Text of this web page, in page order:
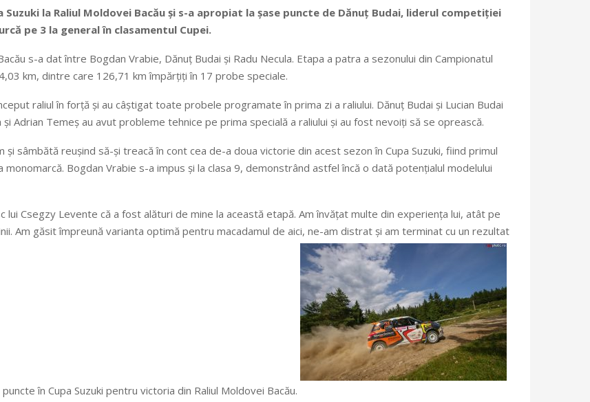
Suzuki la Raliul Moldovei Bacău și s-a apropiat la șase puncte de Dănuț Budai, liderul competiției
pe 3 la general în clasamentul Cupei.
s-a dat între Bogdan Vrabie, Dănuț Budai și Radu Necula. Etapa a patra a sezonului din Campionatul
km, dintre care 126,71 km împărțiți în 17 probe speciale.
raliul în forță și au câștigat toate probele programate în prima zi a raliului. Dănuț Budai și Lucian Budai
Adrian Temeș au avut probleme tehnice pe prima specială a raliului și au fost nevoiți să se oprească.
sâmbătă reușind să-și treacă în cont cea de-a doua victorie din acest sezon în Cupa Suzuki, fiind primul
Bogdan Vrabie s-a impus și la clasa 9, demonstrând astfel încă o dată potențialul modelului
lui Csegzy Levente că a fost alături de mine la această etapă. Am învățat multe din experiența lui, atât pe
Am găsit împreună varianta optimă pentru macadamul de aici, ne-am distrat și am terminat cu un rezultat
în Cupa Suzuki pentru victoria din Raliul Moldovei Bacău.